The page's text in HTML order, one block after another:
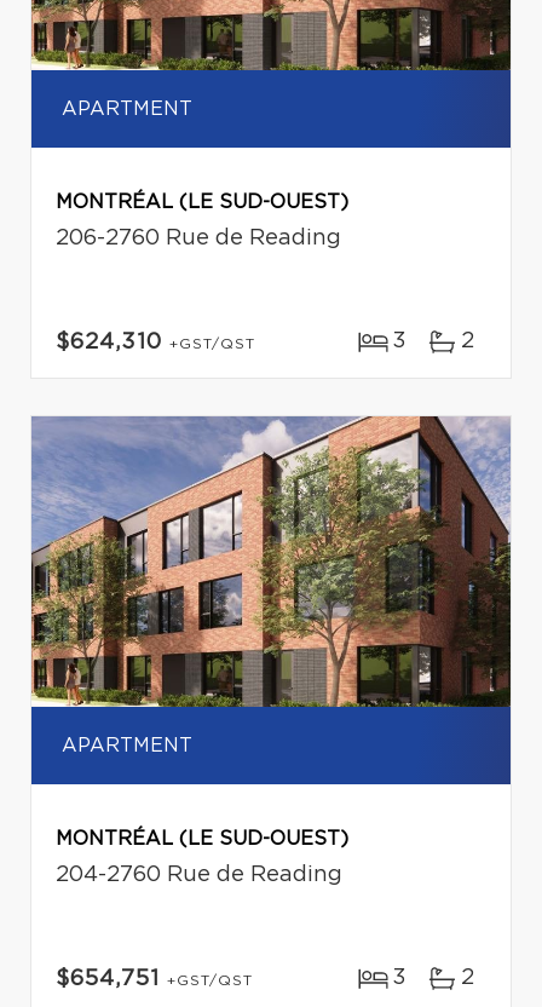
APARTMENT
MONTRÉAL (LE SUD-OUEST)
206-2760 Rue de Reading
$624,310 +GST/QST 3 2
APARTMENT
MONTRÉAL (LE SUD-OUEST)
204-2760 Rue de Reading
$654,751 +GST/QST 3 2